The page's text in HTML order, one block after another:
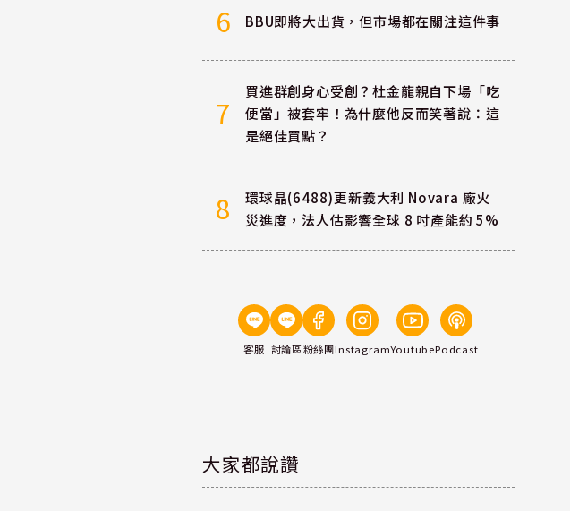
6 BBU即將大出貨，但市場都在關注這件事
7
買進群創身心受創？杜金龍親自下場「吃
便當」被套牢！為什麼他反而笑著說：這
是絕佳買點？
8
環球晶(6488)更新義大利 Novara 廠火
災進度，法人估影響全球 8 吋產能約 5%
客服 討論區粉絲團InstagramYoutubePodcast
大家都說讚